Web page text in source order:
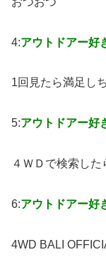
4:アウトドアー好
1回見たら満足し
5:アウトドアー好
４ＷＤで検索し
6:アウトドアー好
4WD BALI